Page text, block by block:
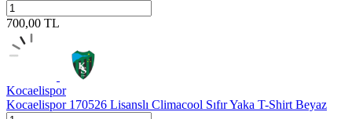
700,00 TL
Kocaelispor
Kocaelispor 170526 Lisanslı Climacool Sıfır Yaka T-Shirt Beyaz